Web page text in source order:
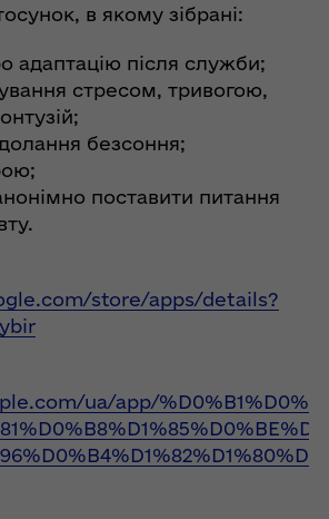
в якому зібрані:
адаптацію після служби;
стресом, тривогою,
безсоння;
поставити питання
store/apps/details?
ua/app/